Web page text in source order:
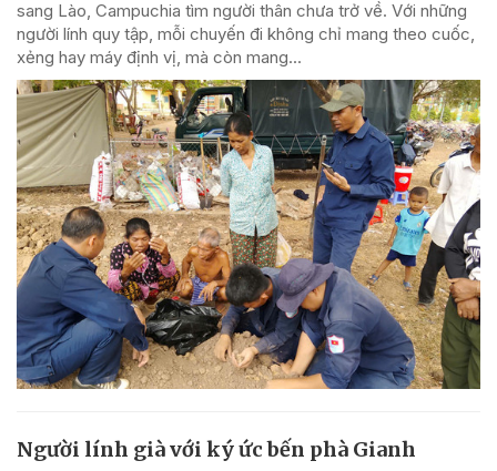
sang Lào, Campuchia tìm người thân chưa trở về. Với những
người lính quy tập, mỗi chuyến đi không chỉ mang theo cuốc,
xẻng hay máy định vị, mà còn mang...
Người lính già với ký ức bến phà Gianh